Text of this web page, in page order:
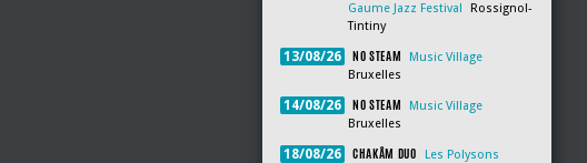
Gaume Jazz Festival
Rossignol-
Tintiny
13/08/26 NO STEAM
Music Village
Bruxelles
14/08/26 NO STEAM
Music Village
Bruxelles
18/08/26 CHAKÂM DUO
Les Polysons